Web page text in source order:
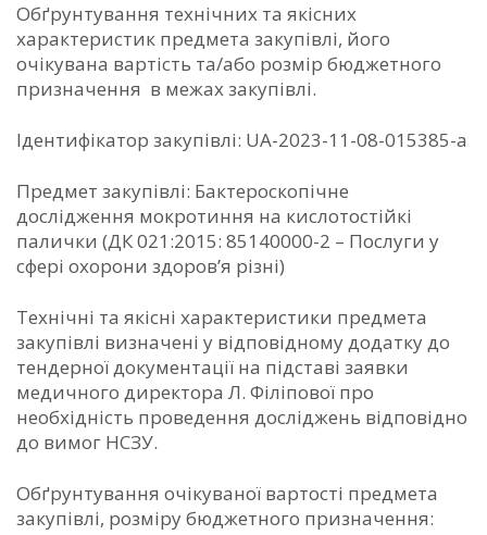
Обґрунтування технічних та якісних
характеристик предмета закупівлі, його
очікувана вартість та/або розмір бюджетного
призначення в межах закупівлі.
Ідентифікатор закупівлі: UA-2023-11-08-015385-a
Предмет закупівлі: Бактероскопічне
дослідження мокротиння на кислотостійкі
палички (ДК 021:2015: 85140000-2 – Послуги у
сфері охорони здоров’я різні)
Технічні та якісні характеристики предмета
закупівлі визначені у відповідному додатку до
тендерної документації на підставі заявки
медичного директора Л. Філіпової про
необхідність проведення досліджень відповідно
до вимог НСЗУ.
Обґрунтування очікуваної вартості предмета
закупівлі, розміру бюджетного призначення: